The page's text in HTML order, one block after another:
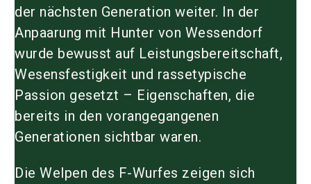
der nächsten Generation weiter. In der
Anpaarung mit Hunter von Wessendorf
wurde bewusst auf Leistungsbereitschaft,
Wesensfestigkeit und rassetypische
Passion gesetzt – Eigenschaften, die
bereits in den vorangegangenen
Generationen sichtbar waren.
Die Welpen des F-Wurfes zeigen sich